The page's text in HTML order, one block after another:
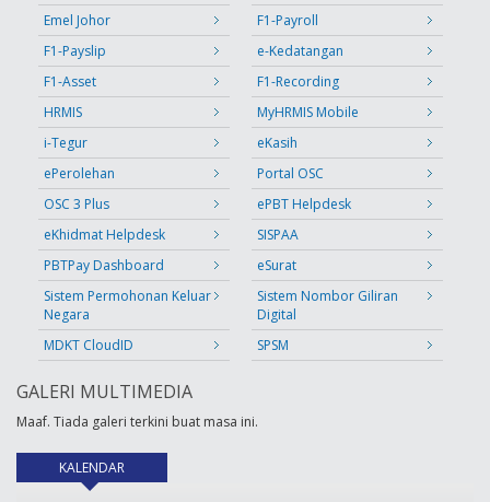
Emel Johor
F1-Payroll
F1-Payslip
e-Kedatangan
F1-Asset
F1-Recording
HRMIS
MyHRMIS Mobile
i-Tegur
eKasih
ePerolehan
Portal OSC
OSC 3 Plus
ePBT Helpdesk
eKhidmat Helpdesk
SISPAA
PBTPay Dashboard
eSurat
Sistem Permohonan Keluar
Negara
Sistem Nombor Giliran
Digital
MDKT CloudID
SPSM
GALERI MULTIMEDIA
Maaf. Tiada galeri terkini buat masa ini.
KALENDAR(tab aktif)